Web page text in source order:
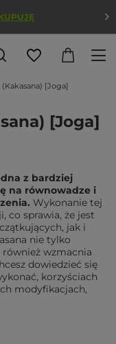
[Joga]
[Joga]
z bardziej
na równowadze i
Wykonanie tej
co sprawia, że jest
jak i
nie tylko
wzmacnia
dowiedzieć się
korzyściach
modyfikacjach,